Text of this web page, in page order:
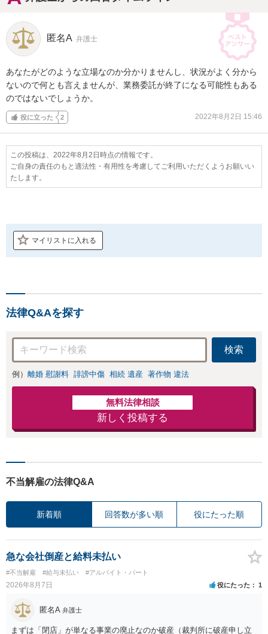
匿名A 弁護士
あなたがどのような立場なのか分かりませんし、状況がよく分から
ないので何とも言えませんが、業務委託が終了になる可能性もある
のではないでしょうか。
役に立った 2 2022年8月2日 15:46
この投稿は、2022年8月2日時点の情報です。
ご自身の責任のもと適法性・有用性を考慮してご利用いただくようお願いい
たします。
マイリストに入れる
法律Q&Aを探す
検索
例） 離婚 慰謝料 誹謗中傷 相続 遺産 著作物 違法
無料法律相談
新しく投稿する
不当解雇の法律Q&A
新着順 回答数が多い順 役にたった順
急な会社倒産と給料未払い
#不当解雇 #給与未払い #アルバイト・パート
2026年8月7日 役にたった 1
匿名A 弁護士
まずは「閉店」が単なる事業の廃止なのか破産（裁判所に破産申し立